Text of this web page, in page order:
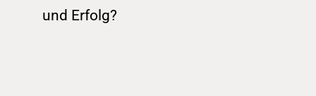
und Erfolg?